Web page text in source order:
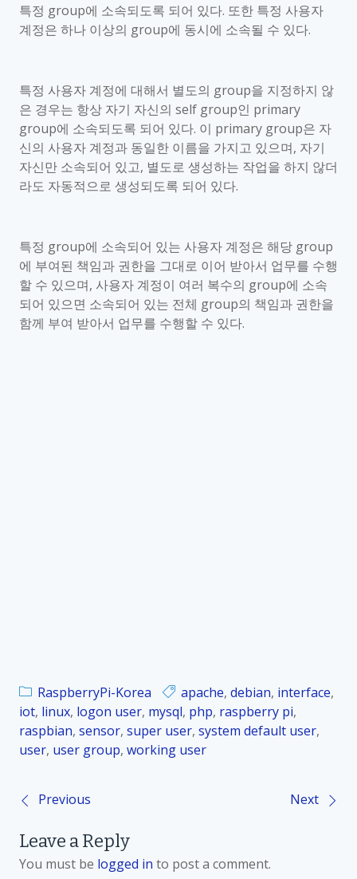
특정 group에 소속되도록 되어 있다. 또한 특정 사용자
계정은 하나 이상의 group에 동시에 소속될 수 있다.
특정 사용자 계정에 대해서 별도의 group을 지정하지 않
은 경우는 항상 자기 자신의 self group인 primary
group에 소속되도록 되어 있다. 이 primary group은 자
신의 사용자 계정과 동일한 이름을 가지고 있으며, 자기
자신만 소속되어 있고, 별도로 생성하는 작업을 하지 않더
라도 자동적으로 생성되도록 되어 있다.
특정 group에 소속되어 있는 사용자 계정은 해당 group
에 부여된 책임과 권한을 그대로 이어 받아서 업무를 수행
할 수 있으며, 사용자 계정이 여러 복수의 group에 소속
되어 있으면 소속되어 있는 전체 group의 책임과 권한을
함께 부여 받아서 업무를 수행할 수 있다.
RaspberryPi-Korea apache, debian, interface,
iot, linux, logon user, mysql, php, raspberry pi,
raspbian, sensor, super user, system default user,
user, user group, working user
P
o
Previous Next
Leave a Reply
You must be logged in to post a comment.